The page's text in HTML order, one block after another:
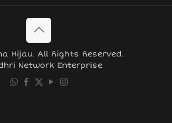
Hijau. All Rights Reserved.
Network Enterprise